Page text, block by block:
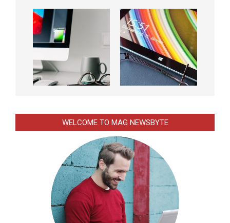
WELCOME TO MAG NEWSBYTE